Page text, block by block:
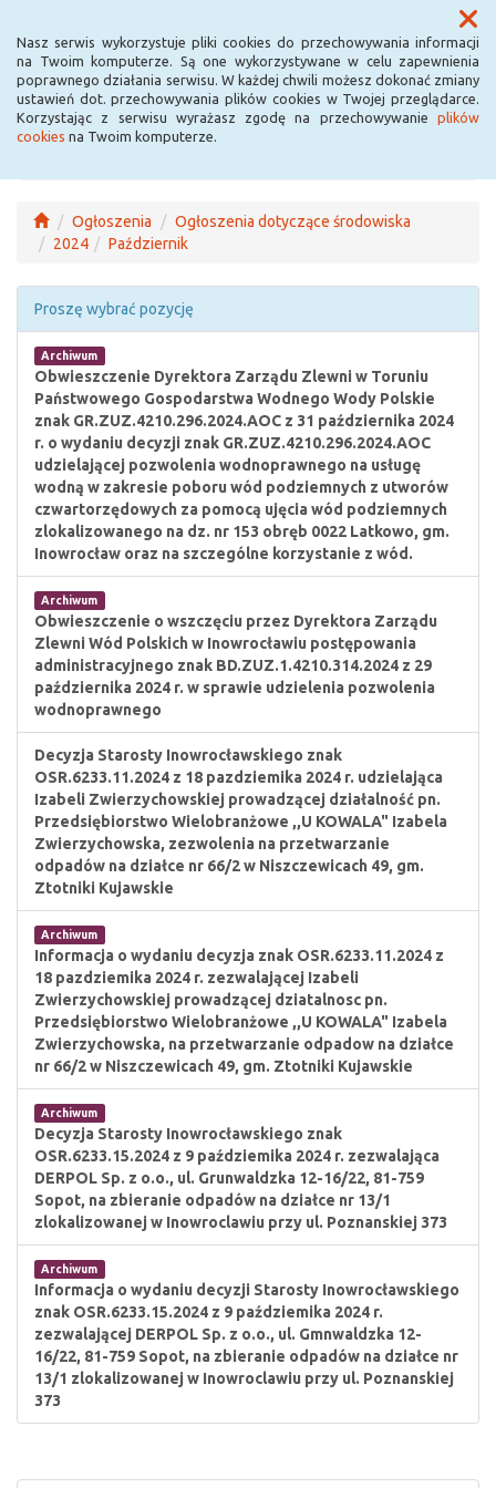
Nasz serwis wykorzystuje pliki cookies do przechowywania informacji
na Twoim komputerze. Są one wykorzystywane w celu zapewnienia
poprawnego działania serwisu. W każdej chwili możesz dokonać zmiany
ustawień dot. przechowywania plików cookies w Twojej przeglądarce.
Korzystając z serwisu wyrażasz zgodę na przechowywanie plików
cookies na Twoim komputerze.
Menu
Ogłoszenia
Ogłoszenia dotyczące środowiska
2024
Październik
Proszę wybrać pozycję
Archiwum
Obwieszczenie Dyrektora Zarządu Zlewni w Toruniu
Państwowego Gospodarstwa Wodnego Wody Polskie
znak GR.ZUZ.4210.296.2024.AOC z 31 października 2024
r. o wydaniu decyzji znak GR.ZUZ.4210.296.2024.AOC
udzielającej pozwolenia wodnoprawnego na usługę
wodną w zakresie poboru wód podziemnych z utworów
czwartorzędowych za pomocą ujęcia wód podziemnych
zlokalizowanego na dz. nr 153 obręb 0022 Latkowo, gm.
Inowrocław oraz na szczególne korzystanie z wód.
Archiwum
Obwieszczenie o wszczęciu przez Dyrektora Zarządu
Zlewni Wód Polskich w Inowrocławiu postępowania
administracyjnego znak BD.ZUZ.1.4210.314.2024 z 29
października 2024 r. w sprawie udzielenia pozwolenia
wodnoprawnego
Decyzja Starosty Inowrocławskiego znak
OSR.6233.11.2024 z 18 pazdziemika 2024 r. udzielająca
Izabeli Zwierzychowskiej prowadzącej działalność pn.
Przedsiębiorstwo Wielobranżowe ,,U KOWALA" Izabela
Zwierzychowska, zezwolenia na przetwarzanie
odpadów na działce nr 66/2 w Niszczewicach 49, gm.
Ztotniki Kujawskie
Archiwum
Informacja o wydaniu decyzja znak OSR.6233.11.2024 z
18 pazdziemika 2024 r. zezwalającej Izabeli
Zwierzychowskiej prowadzącej dziatalnosc pn.
Przedsiębiorstwo Wielobranżowe ,,U KOWALA" Izabela
Zwierzychowska, na przetwarzanie odpadow na działce
nr 66/2 w Niszczewicach 49, gm. Ztotniki Kujawskie
Archiwum
Decyzja Starosty Inowrocławskiego znak
OSR.6233.15.2024 z 9 paździemika 2024 r. zezwalająca
DERPOL Sp. z o.o., ul. Grunwaldzka 12-16/22, 81-759
Sopot, na zbieranie odpadów na działce nr 13/1
zlokalizowanej w Inowroclawiu przy ul. Poznanskiej 373
Archiwum
Informacja o wydaniu decyzji Starosty Inowrocławskiego
znak OSR.6233.15.2024 z 9 paździemika 2024 r.
zezwalającej DERPOL Sp. z o.o., ul. Gmnwaldzka 12-
16/22, 81-759 Sopot, na zbieranie odpadów na działce nr
13/1 zlokalizowanej w Inowroclawiu przy ul. Poznanskiej
373